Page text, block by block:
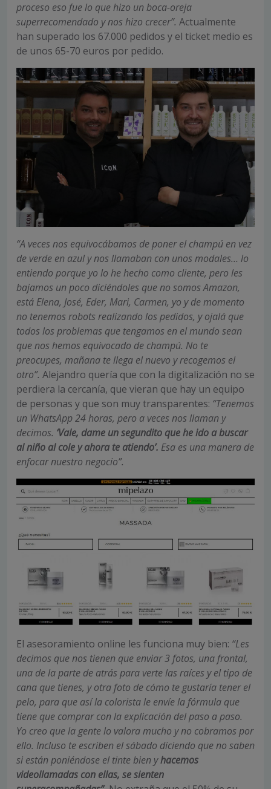
proceso eso fue lo que hizo un boca-oreja
superrecomendado y nos hizo crecer”. Actualmente
han superado los 67.000 pedidos y el ticket medio es
de unos 65-70 euros por pedido.
“A veces nos equivocábamos de poner el champú en vez
de verde en azul y nos llamaban con unos modales… lo
entiendo porque yo lo he hecho como cliente, pero les
bajamos un poco diciéndoles que no somos Amazon,
está Elena, José, Eder, Mari, Carmen, yo y de momento
no tenemos robots realizando los pedidos, y ojalá que
todos los problemas que tengamos en el mundo sean
que nos hemos equivocado de champú. No te
preocupes, mañana te llega el nuevo y recogemos el
otro”. Alejandro quería que con la digitalización no se
perdiera la cercanía, que vieran que hay un equipo
de personas y que son muy transparentes: “Tenemos
un WhatsApp 24 horas, pero a veces nos llaman y
decimos. ‘Vale, dame un segundito que he ido a buscar
al niño al cole y ahora te atiendo’. Esa es una manera de
enfocar nuestro negocio”.
El asesoramiento online les funciona muy bien: “Les
decimos que nos tienen que enviar 3 fotos, una frontal,
una de la parte de atrás para verte las raíces y el tipo de
cana que tienes, y otra foto de cómo te gustaría tener el
pelo, para que así la colorista le envíe la fórmula que
tiene que comprar con la explicación del paso a paso.
Yo creo que la gente lo valora mucho y no cobramos por
ello. Incluso te escriben el sábado diciendo que no saben
si están poniéndose el tinte bien yhacemos
videollamadas con ellas, se sienten